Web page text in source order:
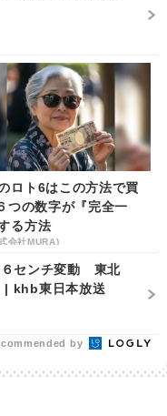
ロト6はこの方法で買
つの数字が『完全一
る方法
会社MURA)
６センチ変動 東北
| khb東日本放送
by